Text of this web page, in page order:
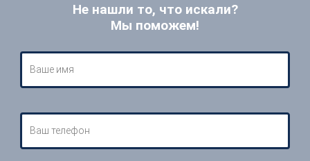
Не нашли то, что искали?
Мы поможем!